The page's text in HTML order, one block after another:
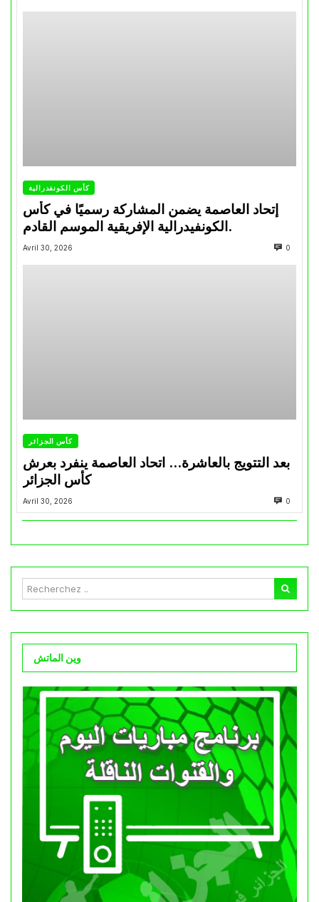
كأس الكونفدرالية
إتحاد العاصمة يضمن المشاركة رسميًا في كأس
الكونفيدرالية الإفريقية الموسم القادم.
Avril 30, 2026 0
كأس الجزائر
بعد التتويج بالعاشرة… اتحاد العاصمة ينفرد بعرش
كأس الجزائر
Avril 30, 2026 0
وين الماتش